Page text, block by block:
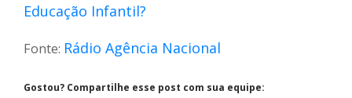
Educação Infantil?
Fonte: Rádio Agência Nacional
Gostou? Compartilhe esse post com sua equipe: